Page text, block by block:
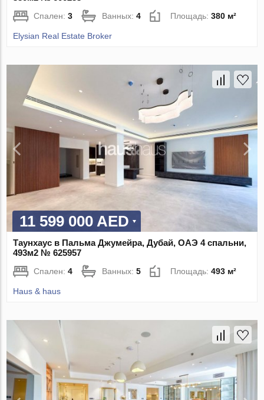
Спален:3 Ванных:4 Площадь:380 м²
Elysian Real Estate Broker
11 599 000 AED
Таунхаус в Пальма Джумейра, Дубай, ОАЭ 4 спальни,
493м2 № 625957
Спален:4 Ванных:5 Площадь:493 м²
Haus & haus